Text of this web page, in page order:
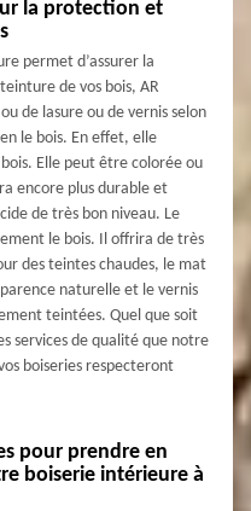
la protection et
permet d’assurer la
de vos bois, AR
de lasure ou de vernis selon
le bois. En effet, elle
Elle peut être colorée ou
encore plus durable et
de très bon niveau. Le
le bois. Il offrira de très
des teintes chaudes, le mat
naturelle et le vernis
teintées. Quel que soit
services de qualité que notre
boiseries respecteront
pour prendre en
boiserie intérieure à